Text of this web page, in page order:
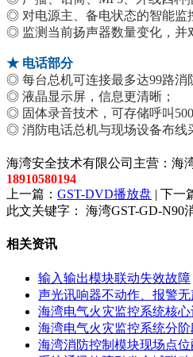
◎ 对电源主、备电状态的智能监
◎ 监测当前扬声器数量变化，并
★ 电话部分
◎ 每台总机可连接最多达99路消
◎ 液晶显示屏，信息更清晰；
◎ 固体录音技术，可存储呼叫
◎ 消防电话总机与现场设备布线
海湾安全技术有限公司主营：海
18910580194
上一篇： GST-DVD播放盘 | 下一
此文关键字：
海湾GST-GD-N90
相关资讯
输入输出模块联动失效故障
声光讯响器不动作、报警
海湾电气火灾监控系统核
海湾电气火灾监控系统分
海湾消防控制模块现场点